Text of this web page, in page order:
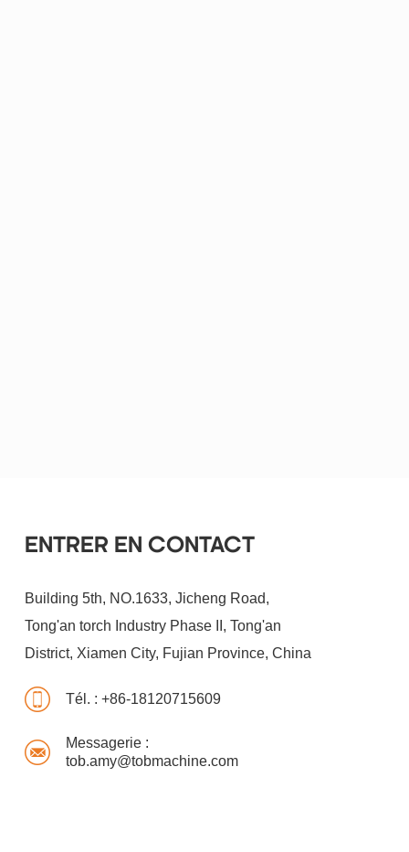
ENTRER EN CONTACT
Building 5th, NO.1633, Jicheng Road,
Tong'an torch Industry Phase II, Tong'an
District, Xiamen City, Fujian Province, China
Tél. : +86-18120715609
Messagerie :
tob.amy@tobmachine.com